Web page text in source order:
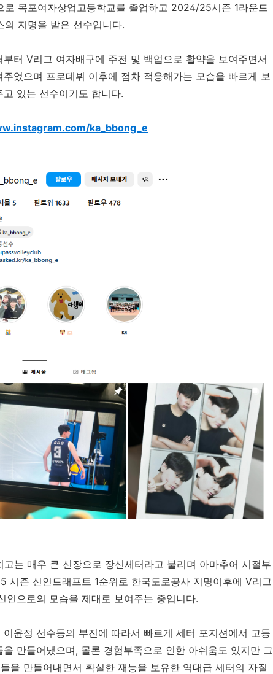
목포여자상업고등학교를 졸업하고 2024/25시즌 1라운드
의 지명을 받은 선수입니다.
터 V리그 여자배구에 주전 및 백업으로 활약을 보여주면서
었으며 프로데뷔 이후에 점차 적응해가는 모습을 빠르게 보
있는 선수이기도 합니다.
ka_bbong_e
는 매우 큰 신장으로 장신세터라고 불리며 아마추어 시절부
즌 신인드래프트 1순위로 한국도로공사 지명이후에 V리그
인으로의 모습을 제대로 보여주는 중입니다.
윤정 선수등의 부진에 따라서 빠르게 세터 포지션에서 고등
만들어냈으며, 몰론 경험부족으로 인한 아쉬움도 있지만 그
을 만들어내면서 확실한 재능을 보유한 역대급 세터의 자질